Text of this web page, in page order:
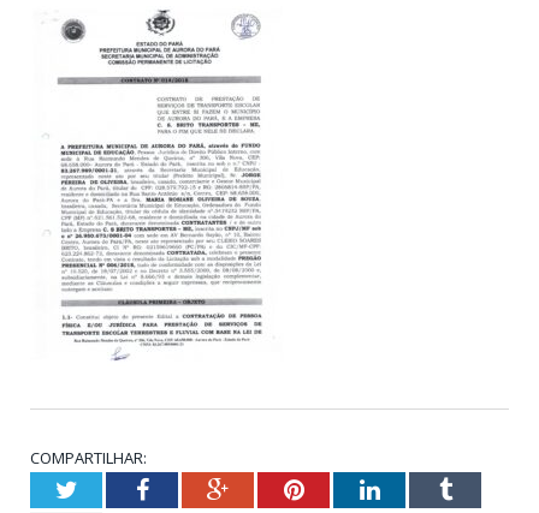
COMPARTILHAR:
TwitterFacebookGoogle+PinterestLinkedInTumblr